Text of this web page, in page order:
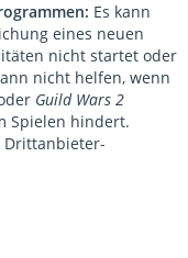
Es kann
eines neuen
nicht startet oder
nicht helfen, wenn
Guild Wars 2
Spielen hindert.
Drittanbieter-